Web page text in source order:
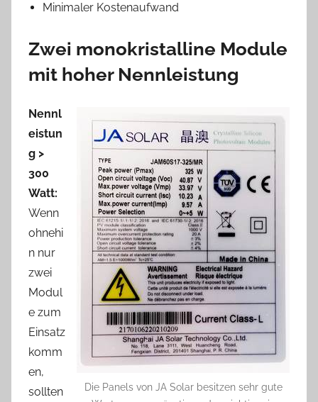
Minimaler Kostenaufwand
Zwei monokristalline Module
mit hoher Nennleistung
Die Panels von JA Solar besitzen sehr gute
Nennl
eistun
g >
300
Watt:
Wenn
ohnehi
n nur
zwei
Modul
e zum
Einsatz
komm
en,
sollten